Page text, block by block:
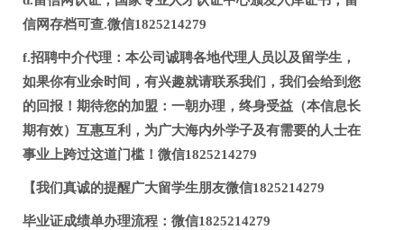
信网存档可查.微信1825214279
f.招聘中介代理：本公司诚聘各地代理人员以及留学生，
如果你有业余时间，有兴趣就请联系我们，我们会给到您
的回报！期待您的加盟：一朝办理，终身受益（本信息长
期有效）互惠互利，为广大海内外学子及有需要的人士在
事业上跨过这道门槛！微信1825214279
【我们真诚的提醒广大留学生朋友微信1825214279
毕业证成绩单办理流程：微信1825214279